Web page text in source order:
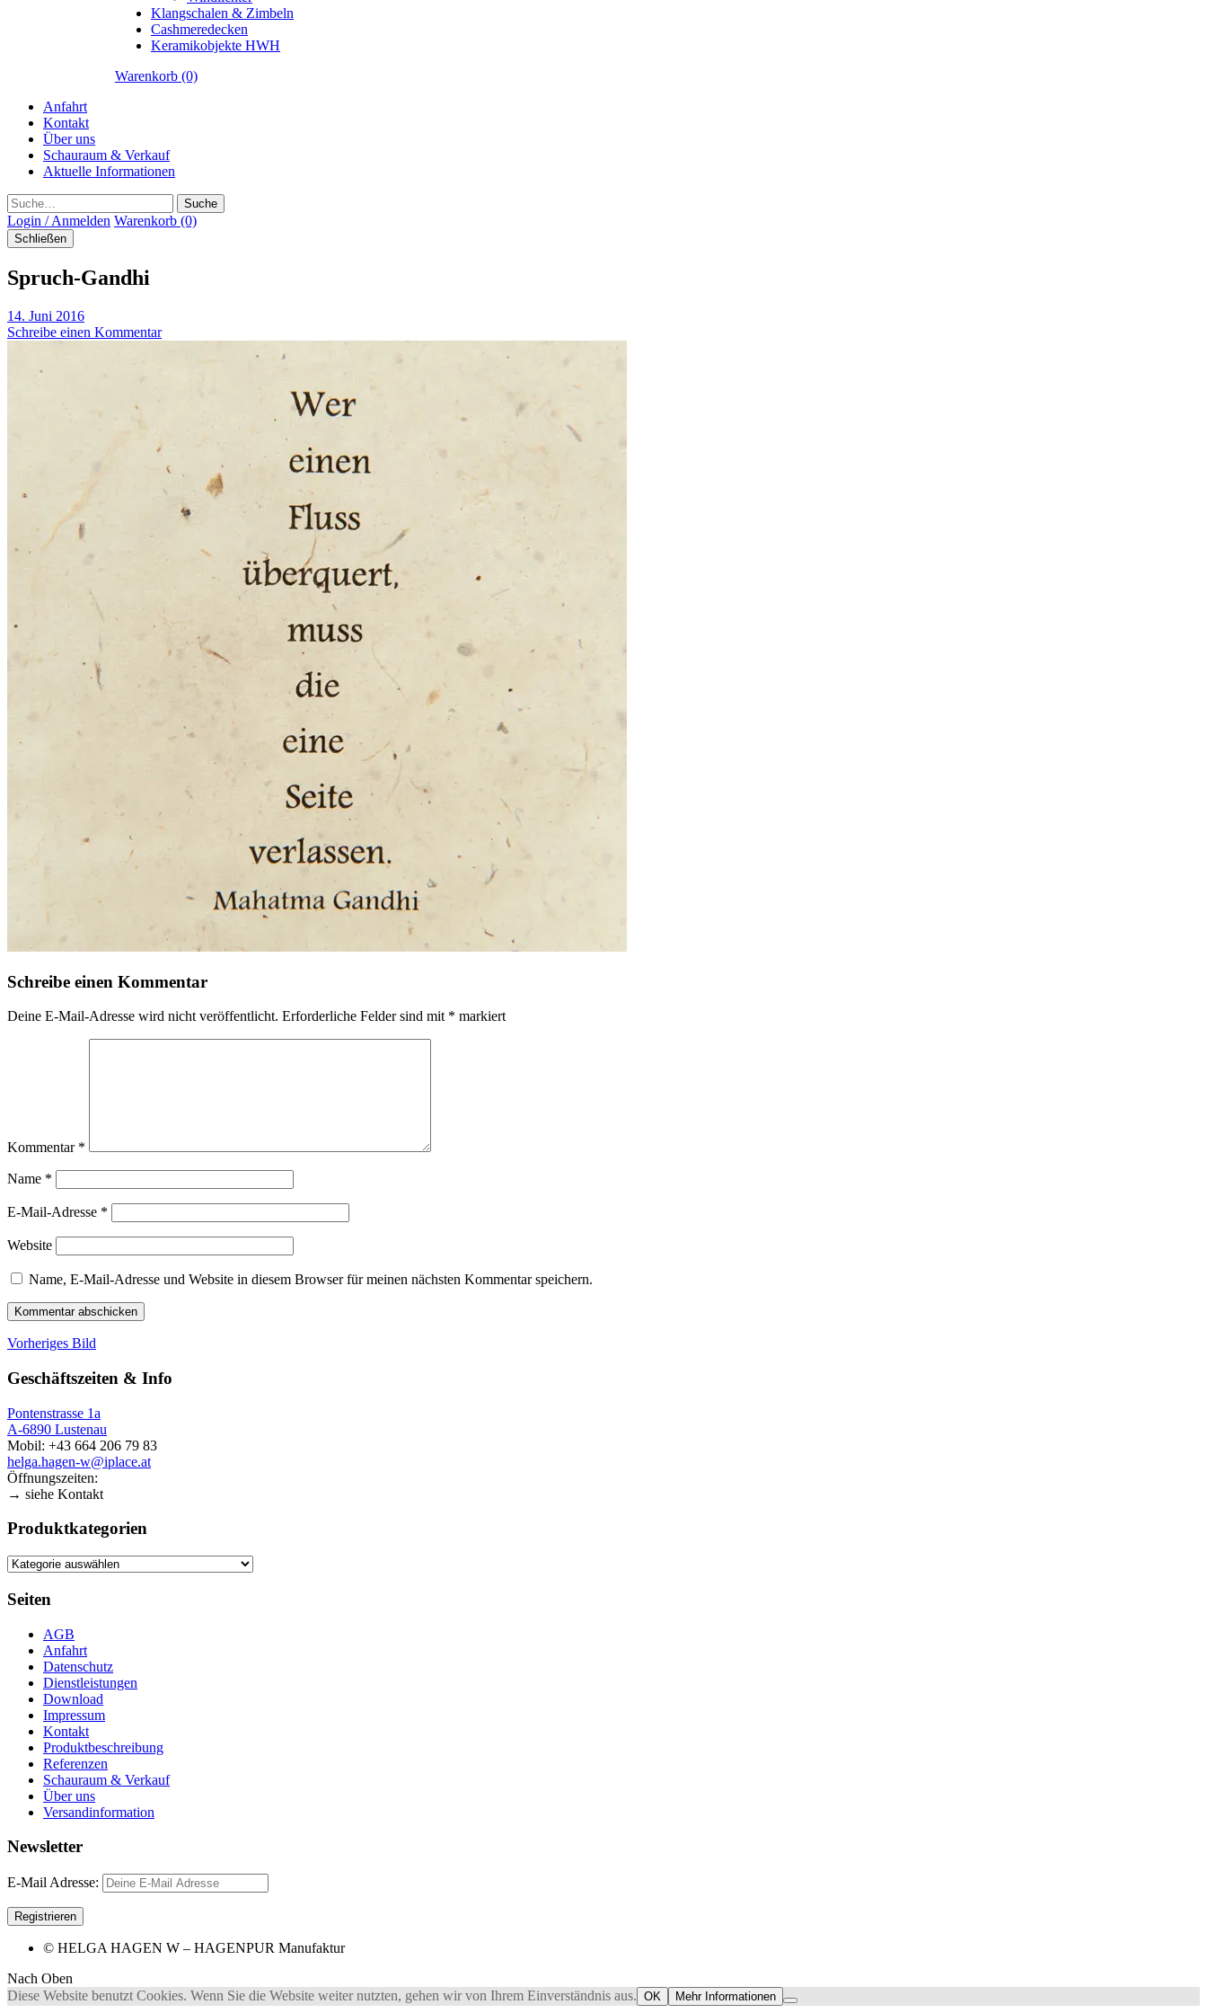
Klangschalen & Zimbeln
Cashmeredecken
Keramikobjekte HWH
Warenkorb (0)
Anfahrt
Kontakt
Über uns
Schauraum & Verkauf
Aktuelle Informationen
Suche
Login / Anmelden Warenkorb (0)
Schließen
Spruch-Gandhi
14. Juni 2016
Schreibe einen Kommentar
Schreibe einen Kommentar
Deine E-Mail-Adresse wird nicht veröffentlicht. Erforderliche Felder sind mit * markiert
Kommentar *
Name *
E-Mail-Adresse *
Website
Name, E-Mail-Adresse und Website in diesem Browser für meinen nächsten Kommentar speichern.
Vorheriges Bild
Geschäftszeiten & Info
Pontenstrasse 1a
A-6890 Lustenau
Mobil: +43 664 206 79 83
helga.hagen-w@iplace.at
Öffnungszeiten:
→ siehe Kontakt
Produktkategorien
Seiten
AGB
Anfahrt
Datenschutz
Dienstleistungen
Download
Impressum
Kontakt
Produktbeschreibung
Referenzen
Schauraum & Verkauf
Über uns
Versandinformation
Newsletter
E-Mail Adresse:
© HELGA HAGEN W – HAGENPUR Manufaktur
Nach Oben
Diese Website benutzt Cookies. Wenn Sie die Website weiter nutzten, gehen wir von Ihrem Einverständnis aus. OK Mehr Informationen